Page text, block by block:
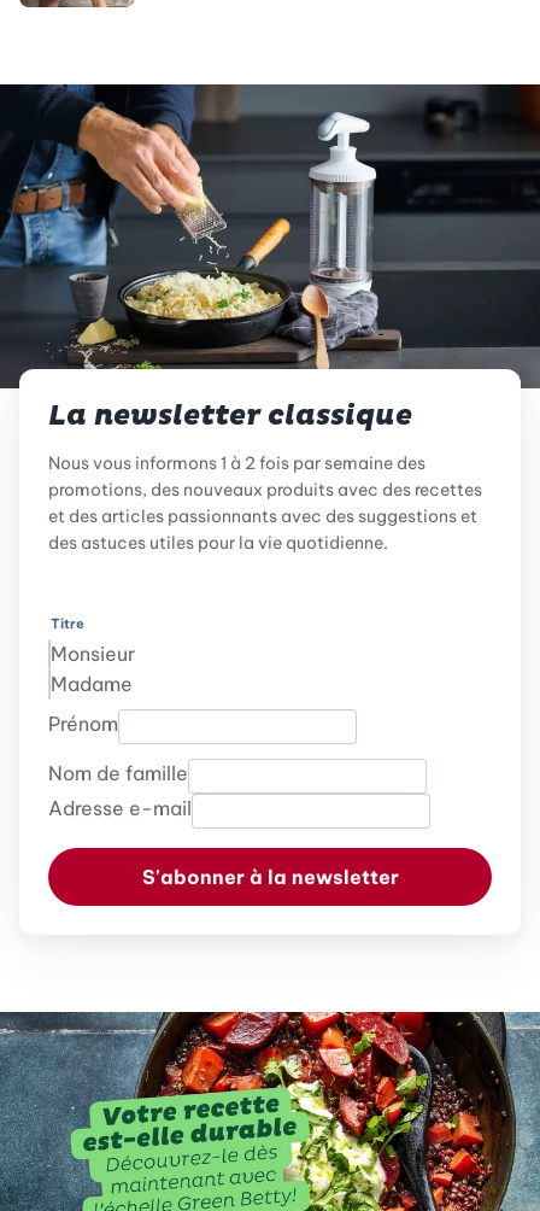
La newsletter classique
Nous vous informons 1 à 2 fois par semaine des
promotions, des nouveaux produits avec des recettes
et des articles passionnants avec des suggestions et
des astuces utiles pour la vie quotidienne.
Titre
Monsieur
Madame
Prénom
Nom de famille
Adresse e-mail
S'abonner à la newsletter